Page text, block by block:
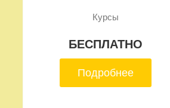
Курсы
БЕСПЛАТНО
Подробнее